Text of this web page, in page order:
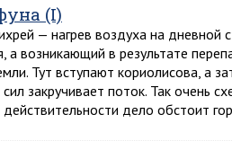
(I)
— нагрев воздуха на дневной
а возникающий в результате
Тут вступают кориолисова, а
закручивает поток. Так очень
дело обстоит